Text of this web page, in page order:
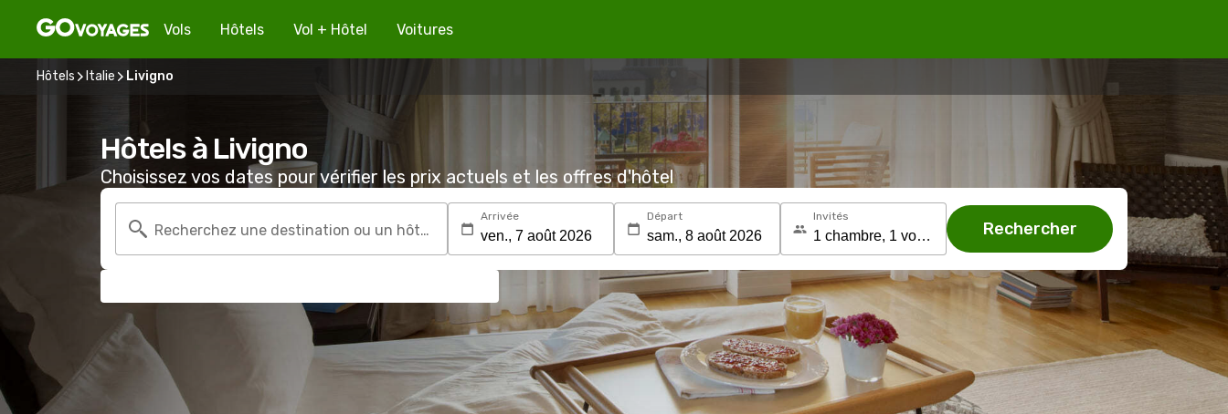
Vols Hôtels Vol + Hôtel Voitures
Hôtels Italie Livigno
Hôtels à Livigno
Choisissez vos dates pour vérifier les prix actuels et les offres d'hôtel
Recherchez une destination ou un hôtel
Arrivée Départ Invités
Rechercher